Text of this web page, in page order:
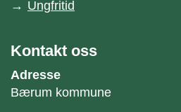
Ungfritid
Kontakt oss
Adresse
Bærum kommune